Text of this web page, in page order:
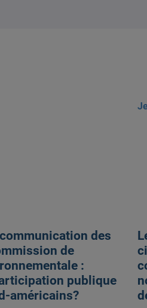
des
de
:
publique
américains?